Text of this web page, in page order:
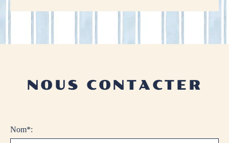
km
NOUS CONTACTER
Nom*: